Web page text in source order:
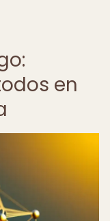
en